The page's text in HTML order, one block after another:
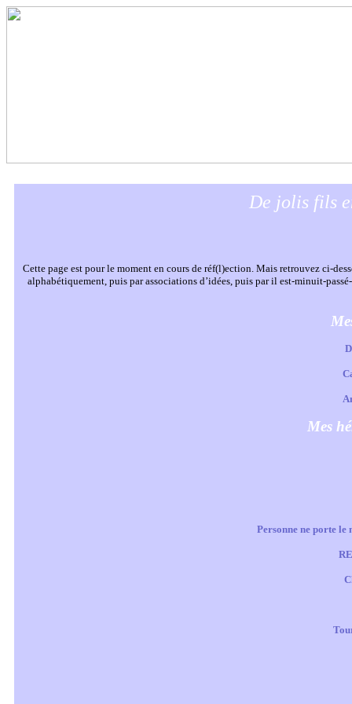
De jolis fils
Cette page est pour le moment en cours de réf(l)ection. Mais retrouvez ci-
alphabétiquement, puis par associations d’idées, puis par il est-minuit-
Mes
Personne ne porte le